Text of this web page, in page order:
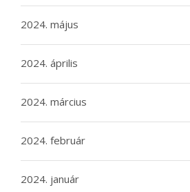
2024. május
2024. április
2024. március
2024. február
2024. január